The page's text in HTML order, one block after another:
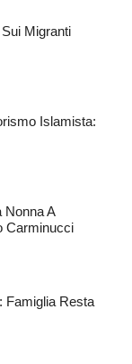
Migranti
Islamista:
A
Carminucci
Famiglia Resta